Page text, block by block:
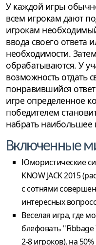
У каждой игры
всем игрокам дают
игрокам
ввода своего
необходимости.
обрабатываются. У
возможность отдать
понравившийся
игре определенное
победителем
набрать наибольшее
Включенные
Юмористические
KNOW JACK 2015
с сотнями
интересных
Веселая игра, где
блефовать "Fibbage
2-8 игроков), на